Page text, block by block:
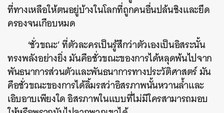
ที่ทางเหลือให้ตนอยู่บ้างในโลกที่ถูกคนอื่นปล้นชิงและยึด
ครองจนเกือบหมด
‘ชั่วขณะ’ ที่ตัวละครเป็นรู้สึกว่าตัวเองเป็นอิสระนั้น
ทรงพลังอย่างยิ่ง มันคือชั่วขณะของการได้หลุดพ้นไปจาก
พันธนาการส่วนตัวและพันธนาการทางประวัติศาสตร์ มัน
คือชั่วขณะของการได้ลิ้มรสว่าอิสรภาพนั้นหวานล้ำและ
เอิบอาบเพียงใด อิสรภาพในแบบที่ไม่มีใครสามารถมอบ